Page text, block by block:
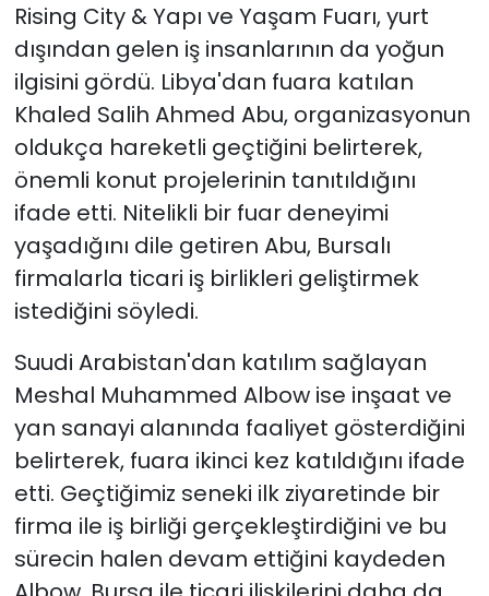
Rising City & Yapı ve Yaşam Fuarı, yurt
dışından gelen iş insanlarının da yoğun
ilgisini gördü. Libya'dan fuara katılan
Khaled Salih Ahmed Abu, organizasyonun
oldukça hareketli geçtiğini belirterek,
önemli konut projelerinin tanıtıldığını
ifade etti. Nitelikli bir fuar deneyimi
yaşadığını dile getiren Abu, Bursalı
firmalarla ticari iş birlikleri geliştirmek
istediğini söyledi.
Suudi Arabistan'dan katılım sağlayan
Meshal Muhammed Albow ise inşaat ve
yan sanayi alanında faaliyet gösterdiğini
belirterek, fuara ikinci kez katıldığını ifade
etti. Geçtiğimiz seneki ilk ziyaretinde bir
firma ile iş birliği gerçekleştirdiğini ve bu
sürecin halen devam ettiğini kaydeden